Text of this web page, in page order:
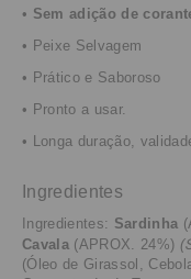
• Sem adição de
• Peixe Selvagem
• Prático e Saboroso
• Pronto a usar.
• Longa duração,
Ingredientes
Ingredientes: Sardinha
Cavala(APROX. 24%) (
(Óleo de Girassol,